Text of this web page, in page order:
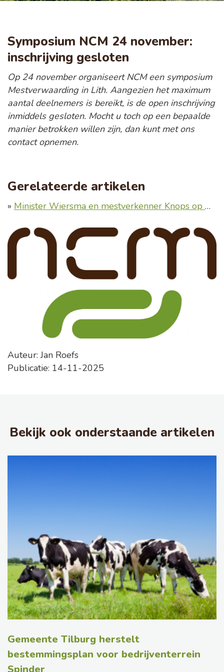
Symposium NCM 24 november:
inschrijving gesloten
Op 24 november organiseert NCM een symposium
Mestverwaarding in Lith. Aangezien het maximum
aantal deelnemers is bereikt, is de open inschrijving
inmiddels gesloten. Mocht u toch op een bepaalde
manier betrokken willen zijn, dan kunt met ons
contact opnemen.
Gerelateerde artikelen
» Minister Wiersma en mestverkenner Knops op NCM-symposium
Auteur: Jan Roefs
Publicatie: 14-11-2025
Bekijk ook onderstaande artikelen
Gemeente Tilburg herstelt
bestemmingsplan voor bedrijventerrein
Spinder